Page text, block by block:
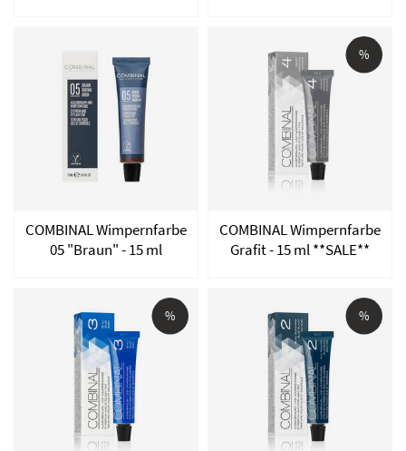
COMBINAL Wimpernfarbe
05 "Braun" - 15 ml
%
COMBINAL Wimpernfarbe
Grafit - 15 ml **SALE**
% %